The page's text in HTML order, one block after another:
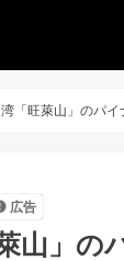
湾「旺萊山」のパイ
広告
山」の